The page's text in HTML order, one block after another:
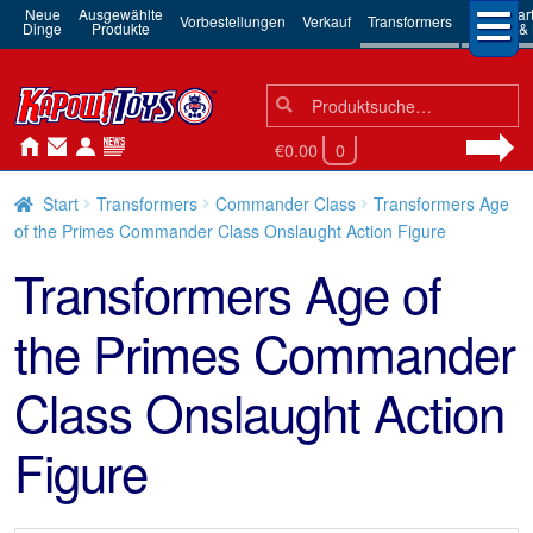
Neue
Dinge
Ausgewählte
Produkte Vorbestellungen Verkauf Transformers 3rd
Robots
Suchen
nach:
Suche
€0.00 0
Start Transformers Commander Class
Transformers Age
of the Primes Commander Class Onslaught Action Figure
Transformers Age of
the Primes Commander
Class Onslaught Action
Figure